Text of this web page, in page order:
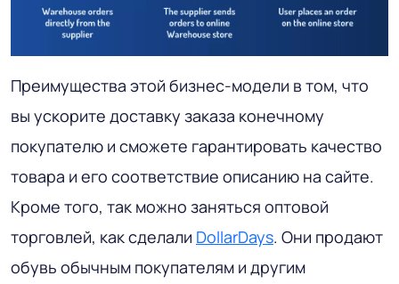
Преимущества этой бизнес-модели в том, что
вы ускорите доставку заказа конечному
покупателю и сможете гарантировать качество
товара и его соответствие описанию на сайте.
Кроме того, так можно заняться оптовой
торговлей, как сделали DollarDays. Они продают
обувь обычным покупателям и другим